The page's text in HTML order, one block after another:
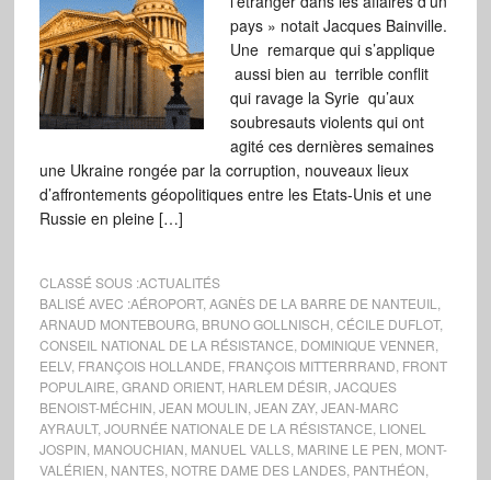
pays » notait Jacques Bainville.
Une remarque qui s’applique
aussi bien au terrible conflit
qui ravage la Syrie qu’aux
soubresauts violents qui ont
agité ces dernières semaines
une Ukraine rongée par la corruption, nouveaux lieux
d’affrontements géopolitiques entre les Etats-Unis et une
Russie en pleine […]
CLASSÉ SOUS :ACTUALITÉS
BALISÉ AVEC :AÉROPORT, AGNÈS DE LA BARRE DE NANTEUIL
ARNAUD MONTEBOURG, BRUNO GOLLNISCH CÉCILE DUFLOT,
CONSEIL NATIONAL DE LA RÉSISTANCE DOMINIQUE VENNER
EELV, FRANÇOIS HOLLANDE FRANÇOIS MITTERRRAND FRONT
POPULAIRE GRAND ORIENT, HARLEM DÉSIR JACQUES
BENOIST-MÉCHIN JEAN MOULIN JEAN ZAY, JEAN-MARC
AYRAULT, JOURNÉE NATIONALE DE LA RÉSISTANCE LIONEL
JOSPIN MANOUCHIAN MANUEL VALLS, MARINE LE PEN MONT-
VALÉRIEN NANTES, NOTRE DAME DES LANDES, PANTHÉON